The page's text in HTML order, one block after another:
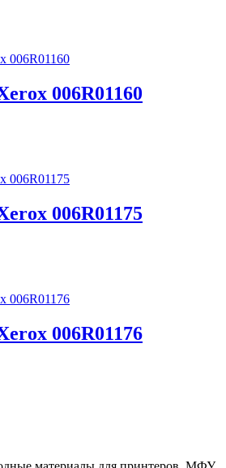
006R01160
006R01175
006R01176